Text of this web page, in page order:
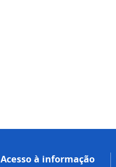
Acesso à informação